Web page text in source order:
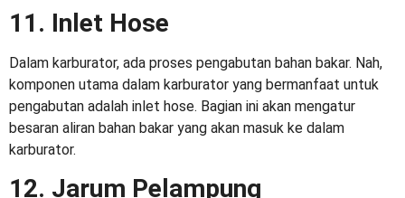
11. Inlet Hose
Dalam karburator, ada proses pengabutan bahan bakar. Nah,
komponen utama dalam karburator yang bermanfaat untuk
pengabutan adalah inlet hose. Bagian ini akan mengatur
besaran aliran bahan bakar yang akan masuk ke dalam
karburator.
12. Jarum Pelampung